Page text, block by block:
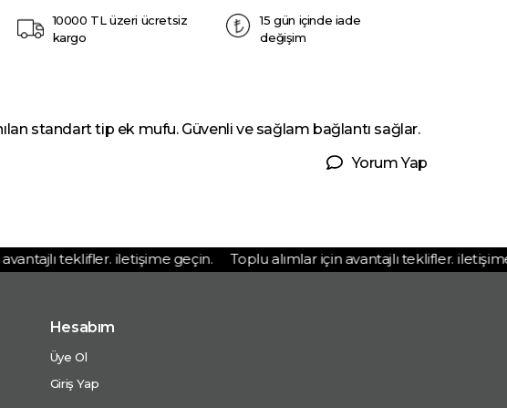
10000 TL üzeri ücretsiz
kargo
15 gün içinde iade
değişim
standart tip ek mufu. Güvenli ve sağlam bağlantı sağlar.
Yorum Yap
teklifler. iletişime geçin. Toplu alımlar için avantajlı teklifler. iletişime
Hesabım
Üye Ol
Giriş Yap